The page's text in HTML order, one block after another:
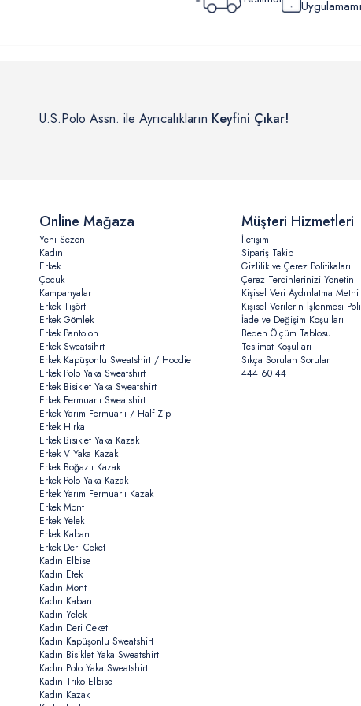
U.S.Polo Assn. ile Ayrıcalıkların Keyfini Çıkar!
Online Mağaza
Yeni Sezon
Kadın
Erkek
Çocuk
Kampanyalar
Erkek Tişört
Erkek Gömlek
Erkek Pantolon
Erkek Sweatsihrt
Erkek Kapüşonlu Sweatshirt / Hoodie
Erkek Polo Yaka Sweatshirt
Erkek Bisiklet Yaka Sweatshirt
Erkek Fermuarlı Sweatshirt
Erkek Yarım Fermuarlı / Half Zip
Erkek Hırka
Erkek Bisiklet Yaka Kazak
Erkek V Yaka Kazak
Erkek Boğazlı Kazak
Erkek Polo Yaka Kazak
Erkek Yarım Fermuarlı Kazak
Erkek Mont
Erkek Yelek
Erkek Kaban
Erkek Deri Ceket
Kadın Elbise
Kadın Etek
Kadın Mont
Kadın Kaban
Kadın Yelek
Kadın Deri Ceket
Kadın Kapüşonlu Sweatshirt
Kadın Bisiklet Yaka Sweatshirt
Kadın Polo Yaka Sweatshirt
Kadın Triko Elbise
Kadın Kazak
Müşteri Hizmetleri
İletişim
Sipariş Takip
Gizlilik ve Çerez Politikaları
Çerez Tercihlerinizi Yönetin
Kişisel Veri Aydınlatma Metni
Kişisel Verilerin İşlenmesi
İade ve Değişim Koşulları
Beden Ölçüm Tablosu
Teslimat Koşulları
Sıkça Sorulan Sorular
444 60 44